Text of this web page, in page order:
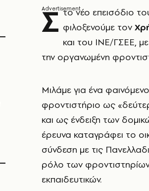
Σ το νέο επεισόδιο
φιλοξενούμε τον
και του ΙΝΕ/ΓΣΕΕ,
την οργανωμένη
Μιλάμε για ένα
φροντιστήριο ως
και ως ένδειξη των
έρευνα καταγράφει το
σύνδεση με τις
ρόλο των
εκπαιδευτικών.